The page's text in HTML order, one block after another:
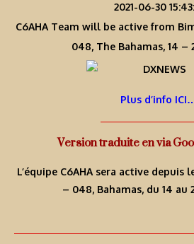
2021-06-30
C6AHA Team will be active from
048, The Bahamas, 14 –
Plus d’info
Version traduite en via
L’équipe C6AHA sera active depuis
– 048, Bahamas, du 14 au